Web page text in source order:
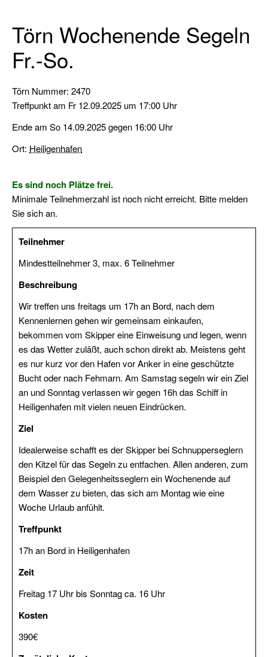
Sportküstenschifferschein
(SKS)
(SSS)
Range
Certificate
UKW-
Sprechfunk
Binnen
(UBI)
Schein
(FKN)
Veranstaltungen
Praxis
Jollensegeln
Sbf
See
(für
Autodidakten)
SKS
SportKüstenSchiffer
SSS
Praxis
SportSeeSchiffer
Urlaubstörns
Wochenendtörns
/
Erfahrung
Törn Wochenende Segeln
Fr.-So.
Törn Nummer: 2470
Treffpunkt am Fr 12.09.2025 um 17:00 Uhr
Ende am So 14.09.2025 gegen 16:00 Uhr
Ort: Heiligenhafen
Es sind noch Plätze frei.
Minimale Teilnehmerzahl ist noch nicht erreicht. Bitte melden
Sie sich an.
Teilnehmer
Mindestteilnehmer 3, max. 6 Teilnehmer
Beschreibung
Wir treffen uns freitags um 17h an Bord, nach dem
Kennenlernen gehen wir gemeinsam einkaufen,
bekommen vom Skipper eine Einweisung und legen, wenn
es das Wetter zuläßt, auch schon direkt ab. Meistens geht
es nur kurz vor den Hafen vor Anker in eine geschützte
Bucht oder nach Fehmarn. Am Samstag segeln wir ein Ziel
an und Sonntag verlassen wir gegen 16h das Schiff in
Heiligenhafen mit vielen neuen Eindrücken.
Ziel
Idealerweise schafft es der Skipper bei Schnupperseglern
den Kitzel für das Segeln zu entfachen. Allen anderen, zum
Beispiel den Gelegenheitsseglern ein Wochenende auf
dem Wasser zu bieten, das sich am Montag wie eine
Woche Urlaub anfühlt.
Treffpunkt
17h an Bord in Heiligenhafen
Zeit
Freitag 17 Uhr bis Sonntag ca. 16 Uhr
Kosten
390€